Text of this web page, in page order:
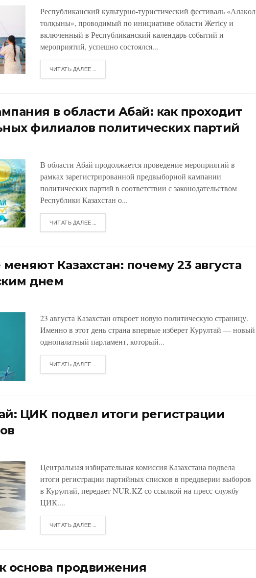
Республиканский культурно-туристический фестиваль «Алакөл
толқыны», проводимый по инициативе области Жетісу и
включенный в Республиканский календарь событий и
мероприятий, успешно состоялся...
ЧИТАТЬ ДАЛЕЕ ...
в области Абай: как проходит
филиалов политических партий
В области Абай продолжается проведение мероприятий в
рамках зарегистрированной предвыборной кампании
политических партий в соответствии с законодательством
Республики Казахстан о...
ЧИТАТЬ ДАЛЕЕ ...
Казахстан: почему 23 августа
днем
23 августа Казахстан откроет новую политическую страницу.
Именно в этот день страна впервые изберет Курултай — новый
однопалатный парламент, который...
ЧИТАТЬ ДАЛЕЕ ...
ЦИК подвел итоги регистрации
Центральная избирательная комиссия Казахстана подвела
итоги регистрации партийных списков в преддверии выборов
в Курултай, передает NUR.KZ со ссылкой на пресс-службу
ЦИК....
ЧИТАТЬ ДАЛЕЕ ...
основа продвижения